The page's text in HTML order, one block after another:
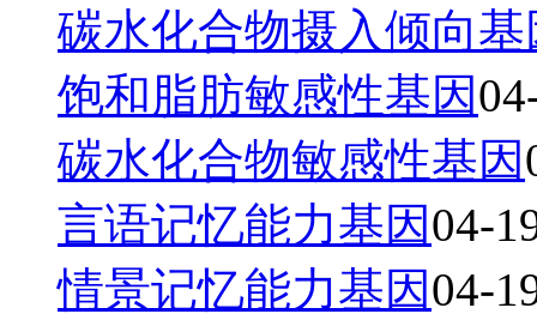
碳水化合物摄入倾向基
饱和脂肪敏感性基因
碳水化合物敏感性基因
言语记忆能力基因04-
情景记忆能力基因04-